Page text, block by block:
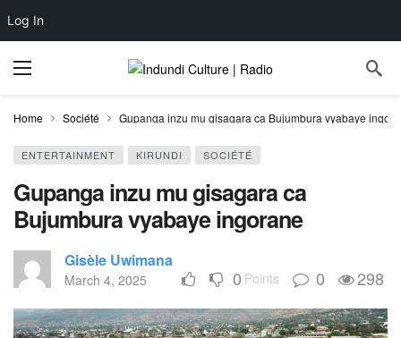
Log In
Home Société Gupanga inzu mu gisagara ca Bujumbura vyabaye
ENTERTAINMENT KIRUNDI SOCIÉTÉ
Gupanga inzu mu gisagara ca
Bujumbura vyabaye ingorane
Gisèle Uwimana
March 4, 2025 0 Points 0 298